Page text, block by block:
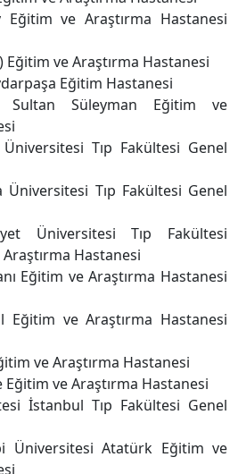
Eğitim ve Araştırma Hastanesi
ve Araştırma Hastanesi
Eğitim Hastanesi
Sultan Süleyman Eğitim ve
Tıp Fakültesi Genel
Tıp Fakültesi Genel
Üniversitesi Tıp Fakültesi
Hastanesi
Eğitim ve Araştırma Hastanesi
Eğitim ve Araştırma Hastanesi
ve Araştırma Hastanesi
ve Araştırma Hastanesi
İstanbul Tıp Fakültesi Genel
Üniversitesi Atatürk Eğitim ve